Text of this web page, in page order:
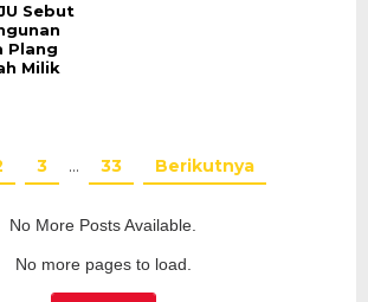
Sebut
Plang
Milik
3 … 33 Berikutnya
No More Posts Available.
No more pages to load.